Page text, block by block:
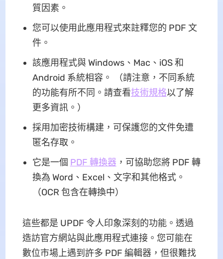
質因素。
您可以使用此應用程式來註釋您的 PDF 文
件。
該應用程式與 Windows、Mac、iOS 和
Android 系統相容。 （請注意，不同系統
的功能有所不同。請查看技術規格以了解
更多資訊。）
採用加密技術構建，可保護您的文件免遭
匿名存取。
它是一個 PDF 轉換器 ，可協助您將 PDF 轉
換為 Word、Excel、文字和其他格式。
（OCR 包含在轉換中）
這些都是 UPDF 令人印象深刻的功能。透過
造訪官方網站與此應用程式連接。您可能在
數位市場上遇到許多 PDF 編輯器，但很難找